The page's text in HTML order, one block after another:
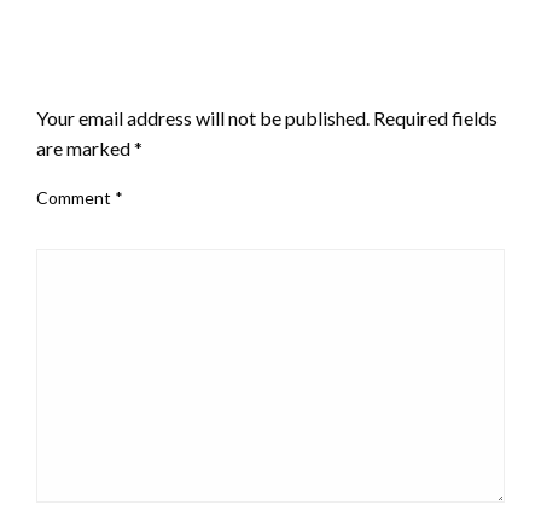
Your email address will not be published. Required fields
are marked*
Comment *